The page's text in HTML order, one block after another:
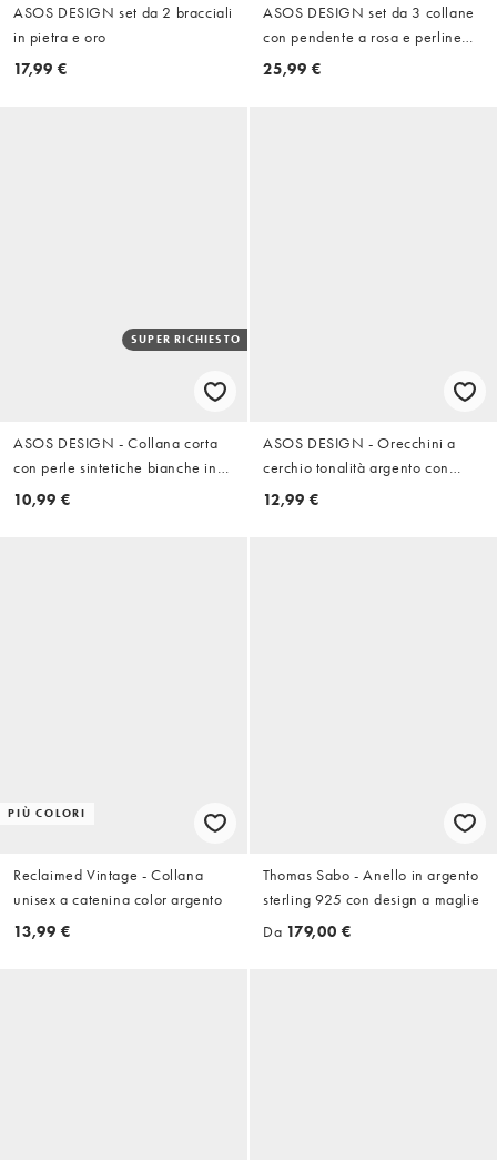
ASOS DESIGN set da 2 bracciali
in pietra e oro
17,99 €
ASOS DESIGN set da 3 collane
con pendente a rosa e perline
effetto occhio di tigre in argento
25,99 €
SUPER RICHIESTO
ASOS DESIGN - Collana corta
con perle sintetiche bianche in
vetro da 6 mm
10,99 €
ASOS DESIGN - Orecchini a
cerchio tonalità argento con
cristalli
12,99 €
PIÙ COLORI
Reclaimed Vintage - Collana
unisex a catenina color argento
13,99 €
Thomas Sabo - Anello in argento
sterling 925 con design a maglie
Da 179,00 €